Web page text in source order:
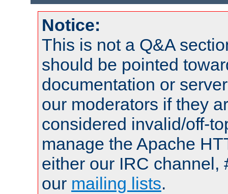
Notice:
This is not a Q&A
should be pointed
documentation or
our moderators if they
considered invalid/off-
manage the Apache
either our IRC channel,
our mailing lists.